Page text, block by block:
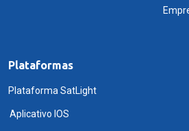
Plataformas
Plataforma SatLight
Aplicativo IOS